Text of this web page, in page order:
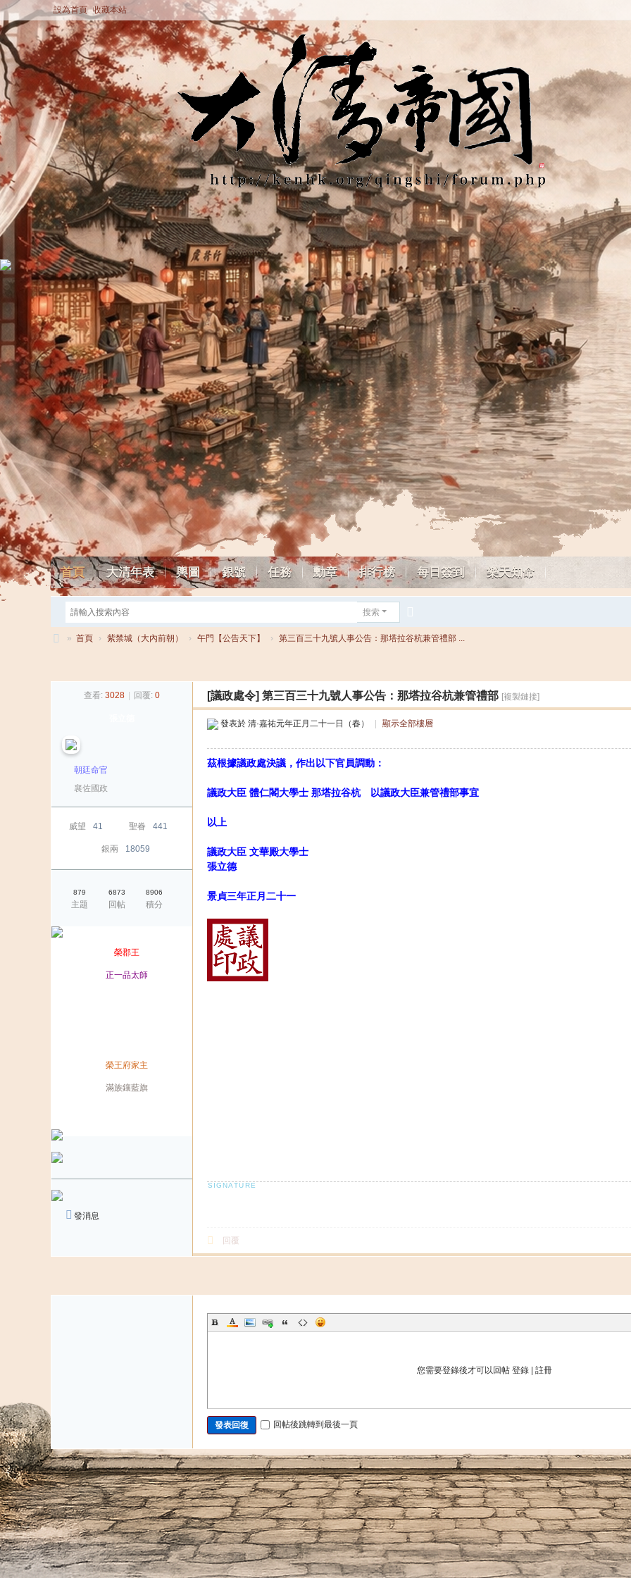
設為首頁 收藏本站
首頁 大清年表 輿圖 銀號 任務 勳章 排行榜 每日簽到 樂天知命
搜索
索
清
» 首頁 › 紫禁城（大內前朝） › 午門【公告天下】 › 第三百三十九號人事公告：那塔拉谷杭兼管禮部 ...
查看: 3028 回覆: 0 [議政處令] 第三百三十九號人事公告：那塔拉谷杭兼管禮部 [複製鏈接]
朝廷命官
襄佐國政
威望 41 聖眷 441
銀兩 18059
879
主題
6873
回帖
8906
積分
榮郡王
正一品太師
榮王府家主
滿族鑲藍旗
發消息
發表於 清·嘉祐元年正月二十一日（春） 顯示全部樓層
茲根據議政處決議，作出以下官員調動：
議政大臣 體仁閣大學士 那塔拉谷杭 以議政大臣兼管禮部事宜
以上
議政大臣 文華殿大學士
張立德
景貞三年正月二十一
回覆
您需要登錄後才可以回帖 登錄| 註冊
發表回復 回帖後跳轉到最後一頁